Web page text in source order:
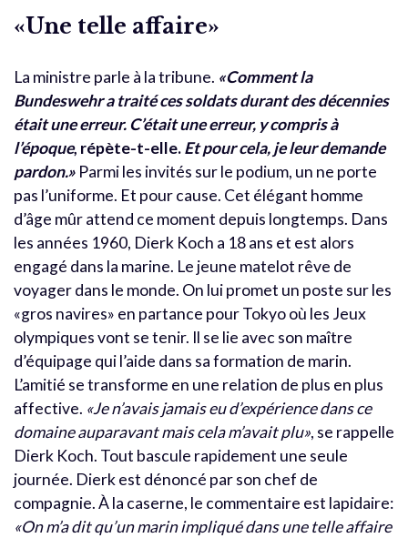
«Une telle affaire»
La ministre parle à la tribune. «Comment la
Bundeswehr a traité ces soldats durant des décennies
était une erreur. C’était une erreur, y compris à
l’époque, répète-t-elle.Et pour cela, je leur demande
pardon.» Parmi les invités sur le podium, un ne porte
pas l’uniforme. Et pour cause. Cet élégant homme
d’âge mûr attend ce moment depuis longtemps. Dans
les années 1960, Dierk Koch a 18 ans et est alors
engagé dans la marine. Le jeune matelot rêve de
voyager dans le monde. On lui promet un poste sur les
«gros navires» en partance pour Tokyo où les Jeux
olympiques vont se tenir. Il se lie avec son maître
d’équipage qui l’aide dans sa formation de marin.
L’amitié se transforme en une relation de plus en plus
affective. «Je n’avais jamais eu d’expérience dans ce
domaine auparavant mais cela m’avait plu», se rappelle
Dierk Koch. Tout bascule rapidement une seule
journée. Dierk est dénoncé par son chef de
compagnie. À la caserne, le commentaire est lapidaire:
«On m’a dit qu’un marin impliqué dans une telle affaire